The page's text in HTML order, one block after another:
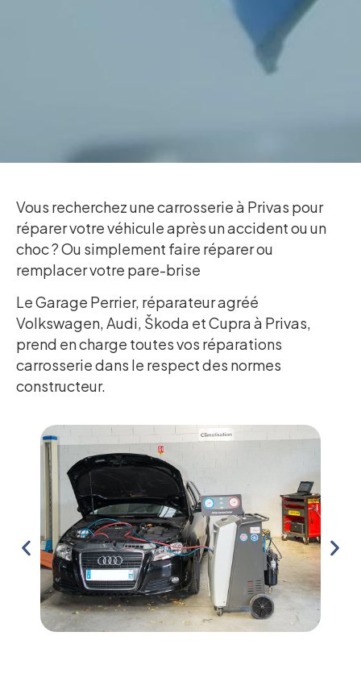
Vous recherchez une carrosserie à Privas pour
réparer votre véhicule après un accident ou un
choc ? Ou simplement faire réparer ou
remplacer votre pare-brise
Le Garage Perrier, réparateur agréé
Volkswagen, Audi, Škoda et Cupra à Privas,
prend en charge toutes vos réparations
carrosserie dans le respect des normes
constructeur.
Un vaste stock d’outils et accessoires d’origine